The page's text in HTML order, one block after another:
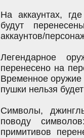
На аккаунтах,
будут
аккаунтов/
Легендарное
перенесено на
Временное оружие
пушки нельзя
Символы,
поводу
примитивов